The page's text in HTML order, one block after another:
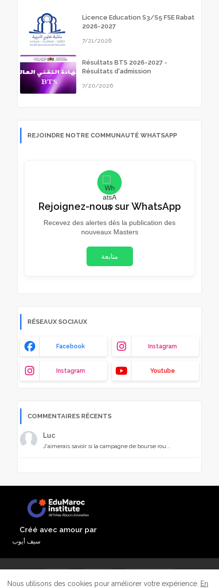
Licence Education S3/S5 FSE Rabat
2026-2027
7/21/2026
Résultats BTS 2026-2027 -
Résultats d'admission
7/20/2026
REJOINDRE NOTRE COMMUNAUTÉ WHATSAPP
Rejoignez-nous sur WhatsApp
Recevez des alertes dès la publication des
nouveaux Masters
متابعة
RÉSEAUX SOCIAUX
Facebook Instagram
Instagram Youtube
COMMENTAIRES RÉCENTS
Luc
J'aimerais savoir si la campagne de bourse rou...
Créé avec amour par
سيف أيوب
Nous utilisons des cookies pour améliorer votre expérience. En